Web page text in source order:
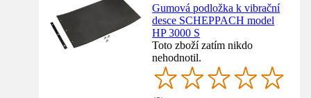
Gumová podložka k vibrační
desce SCHEPPACH model
HP 3000 S
Toto zboží zatím nikdo
nehodnotil.